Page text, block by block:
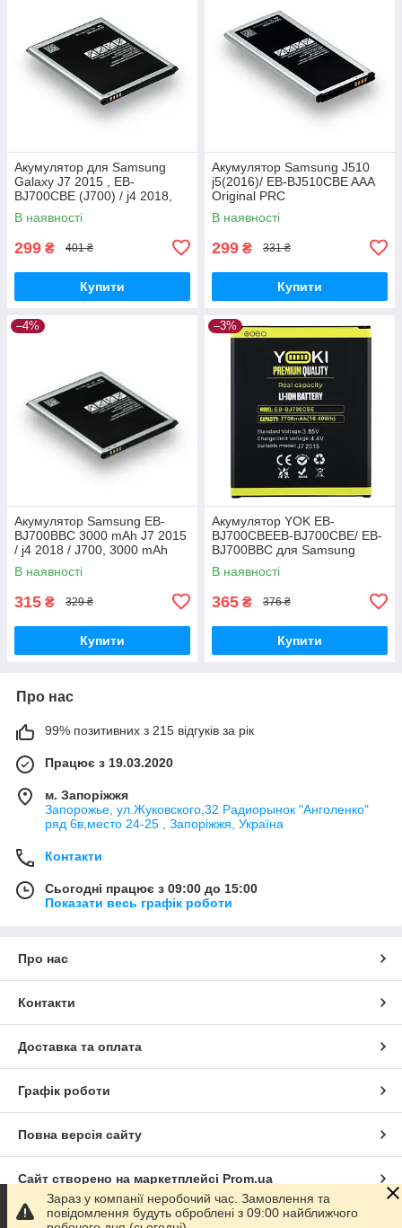
Акумулятор для Samsung
Galaxy J7 2015 , EB-
BJ700CBE (J700) / j4 2018,
3000 mAh Original PRC
В наявності
299 ₴ 401 ₴
Купити
Акумулятор Samsung J510
j5(2016)/ EB-BJ510CBE AAA
Original PRC
В наявності
299 ₴ 331 ₴
Купити
–4%
Акумулятор Samsung EB-
BJ700BBC 3000 mAh J7 2015
/ j4 2018 / J700, 3000 mAh
Original PRC
В наявності
315 ₴ 329 ₴
Купити
–3%
Акумулятор YOK EB-
BJ700CBEEB-BJ700CBE/ EB-
BJ700BBC для Samsung
J700/ J700H/ J700F/ J701/ J7
(2015)/ J4 (2018)/ J400
В наявності
365 ₴ 376 ₴
Купити
Про нас
99% позитивних з 215 відгуків за рік
Працює з 19.03.2020
м. Запоріжжя
Запорожье, ул.Жуковского,32 Радиорынок "Анголенко"
ряд 6в,место 24-25 , Запоріжжя, Україна
Контакти
Сьогодні працює з 09:00 до 15:00
Показати весь графік роботи
Про нас
Контакти
Доставка та оплата
Графік роботи
Повна версія сайту
Сайт створено на маркетплейсі Prom.ua
Політика конфіденційності
Зараз у компанії неробочий час. Замовлення та
повідомлення будуть оброблені з 09:00 найближчого